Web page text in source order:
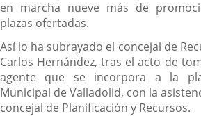
en marcha nueve más de
plazas ofertadas.
Así lo ha subrayado el concejal de
Carlos Hernández, tras el acto de
agente que se incorpora a la
Municipal de Valladolid, con la
concejal de Planificación y Recursos.